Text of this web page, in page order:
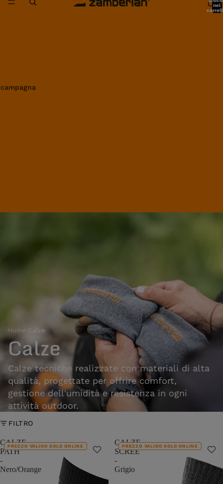
nel
Home Calze
Calze
Calze tecniche realizzate con materiali di alta
qualità, progettate per offrire comfort,
gestione dell'umidità e resistenza in ogni
attività outdoor.
FILTRO
CALZE
PATH
-
Nero/Orange
PREZZO VALIDO SOLO ONLINE
CALZE
SCREE
-
Grigio
PREZZO VALIDO SOLO ONLINE